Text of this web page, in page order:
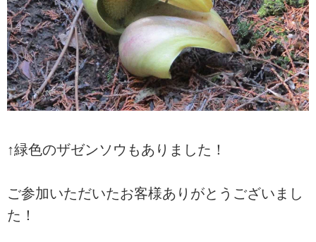
↑緑色のザゼンソウもありました！
ご参加いただいたお客様ありがとうございまし
た！